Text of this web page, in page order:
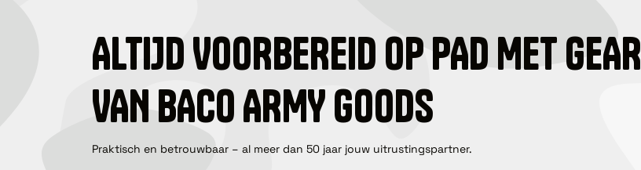
ALTIJD VOORBEREID OP PAD MET GEAR
VAN BACO ARMY GOODS
Praktisch en betrouwbaar – al meer dan 50 jaar jouw uitrustingspartner.